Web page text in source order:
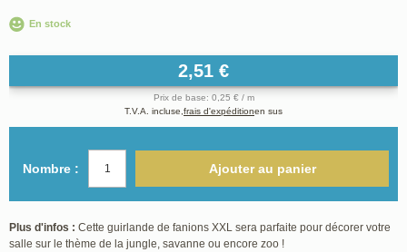
En stock
2,51 €
Prix de base: 0,25 € / m
T.V.A. incluse, frais d'expéditionen sus
Nombre : Ajouter au panier
Plus d'infos : Cette guirlande de fanions XXL sera parfaite pour décorer votre
salle sur le thème de la jungle, savanne ou encore zoo !